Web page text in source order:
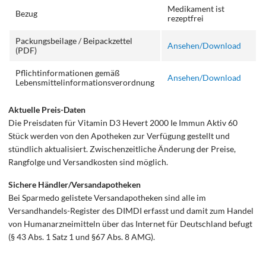
Bezug
Medikament ist
rezeptfrei
Packungsbeilage / Beipackzettel
(PDF)
Ansehen/Download
Pflichtinformationen gemäß
Lebensmittelinformationsverordnung
Ansehen/Download
Aktuelle Preis-Daten
Die Preisdaten für Vitamin D3 Hevert 2000 Ie Immun Aktiv 60
Stück werden von den Apotheken zur Verfügung gestellt und
stündlich aktualisiert. Zwischenzeitliche Änderung der Preise,
Rangfolge und Versandkosten sind möglich.
Sichere Händler/Versandapotheken
Bei Sparmedo gelistete Versandapotheken sind alle im
Versandhandels-Register des DIMDI erfasst und damit zum Handel
von Humanarzneimitteln über das Internet für Deutschland befugt
(§ 43 Abs. 1 Satz 1 und §67 Abs. 8 AMG).